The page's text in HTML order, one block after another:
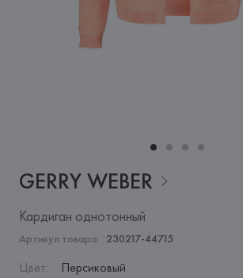
GERRY WEBER
Кардиган однотонный
Артикул товара: 230217-44715
Цвет: Персиковый